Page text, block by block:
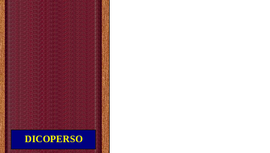
DICOPERSO